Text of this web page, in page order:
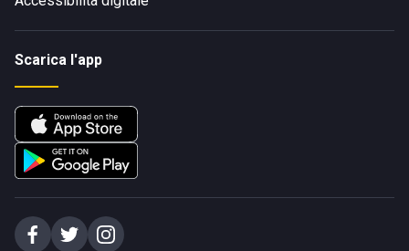
Scarica l'app